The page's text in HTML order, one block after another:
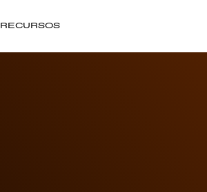
RECURSOS